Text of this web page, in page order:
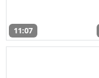
11:07